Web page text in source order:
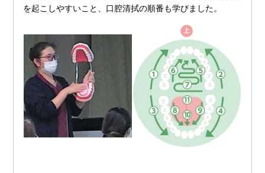
を起こしやすいこと、口腔清拭の順番も学びました。